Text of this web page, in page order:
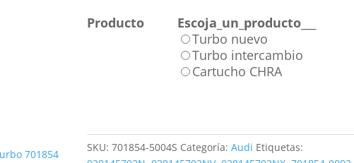
Producto
Escoja_un_producto___
Turbo nuevo
Turbo intercambio
Cartucho CHRA
SKU:701854-5004S Categoría:Audi Etiquetas: